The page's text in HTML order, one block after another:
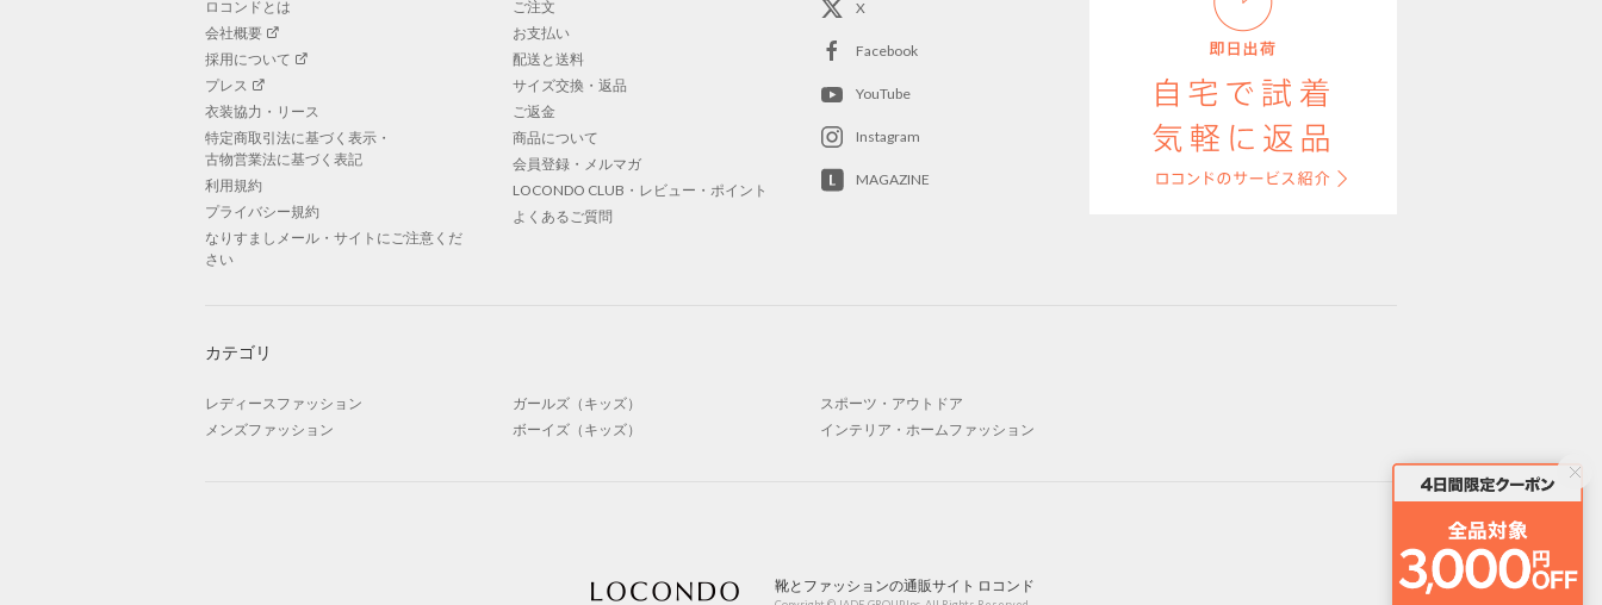
ロコンドとは
会社概要
採用について
プレス
衣装協力・リース
特定商取引法に基づく表示・
古物営業法に基づく表記
利用規約
プライバシー規約
なりすましメール・サイトにご注意くだ
さい
ご注文
お支払い
配送と送料
サイズ交換・返品
ご返金
商品について
会員登録・メルマガ
LOCONDO CLUB・レビュー・ポイント
よくあるご質問
X
Facebook
YouTube
Instagram
MAGAZINE
カテゴリ
レディースファッション
メンズファッション
ガールズ（キッズ）
ボーイズ（キッズ）
スポーツ・アウトドア
インテリア・ホームファッション
靴とファッションの通販サイト ロコンド